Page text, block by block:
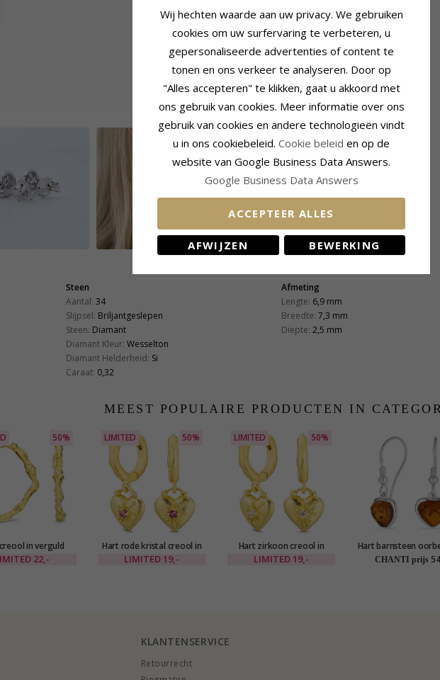
Steen
Aantal: 34
Slijpsel: Briljantgeslepen
Steen: Diamant
Diamant Kleur: Wesselton
Diamant Helderheid: Si
Caraat: 0,32
Afmeting
Lengte: 6,9 mm
Breedte: 7,3 mm
Diepte: 2,5 mm
MEEST POPULAIRE PRODUCTEN IN
50%
in verguld
- Eliné
22,-
LIMITED 50%
Hart rode kristal creool in
verguld messing - Eliné
LIMITED 19,-
LIMITED 50%
Hart zirkoon creool in
verguld messing - Eliné
LIMITED 19,-
Hart barnsteen
zilver
CHANTI prijs
KLANTENSERVICE
Retourrecht
Wij hechten waarde aan uw privacy. We gebruiken
cookies om uw surfervaring te verbeteren, u
gepersonaliseerde advertenties of content te
tonen en ons verkeer te analyseren. Door op
"Alles accepteren" te klikken, gaat u akkoord met
ons gebruik van cookies. Meer informatie over ons
gebruik van cookies en andere technologieën vindt
u in ons cookiebeleid. Cookie beleid en op de
website van Google Business Data Answers.
Google Business Data Answers
ACCEPTEER ALLES
AFWIJZEN BEWERKING